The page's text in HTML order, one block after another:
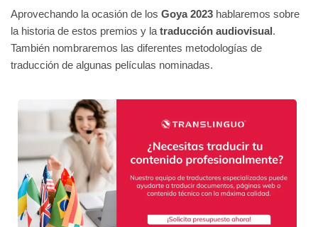
Aprovechando la ocasión de los Goya 2023 hablaremos sobre
la historia de estos premios y la traducción audiovisual.
También nombraremos las diferentes metodologías de
traducción de algunas películas nominadas.